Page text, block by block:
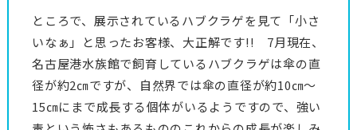
ところで、展示されているハブクラゲを見て「小さ
いなぁ」と思ったお客様、大正解です!! 7月現在、
名古屋港水族館で飼育しているハブクラゲは傘の直
径が約2㎝ですが、自然界では傘の直径が約10㎝～
15㎝にまで成長する個体がいるようですので、強い